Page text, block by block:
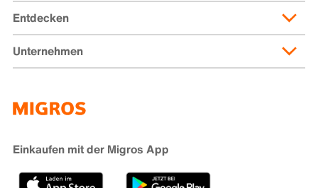
Lieferung & Lieferkosten
Lieferpass
Zahlungsmöglichkeiten
Cumulus
Filialfinder
Entdecken
Migusto
iMpuls
Migros Bank
Unternehmen
Nachhaltigkeit
Karriere
Sponsoring
Einkaufen mit der Migros App